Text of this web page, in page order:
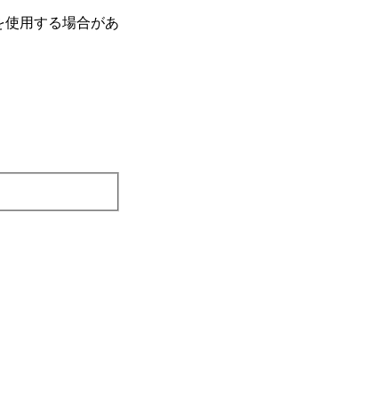
使⽤する場合があ